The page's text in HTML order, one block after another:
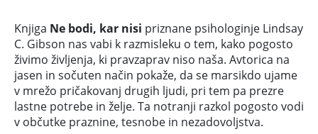
Knjiga Ne bodi, kar nisi priznane psihologinje Lindsay
C. Gibson nas vabi k razmisleku o tem, kako pogosto
živimo življenja, ki pravzaprav niso naša. Avtorica na
jasen in sočuten način pokaže, da se marsikdo ujame
v mrežo pričakovanj drugih ljudi, pri tem pa prezre
lastne potrebe in želje. Ta notranji razkol pogosto vodi
v občutke praznine, tesnobe in nezadovoljstva.